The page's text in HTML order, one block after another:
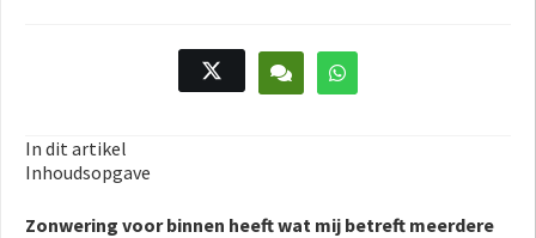
In dit artikel
Inhoudsopgave
Zonwering voor binnen heeft wat mij betreft meerdere